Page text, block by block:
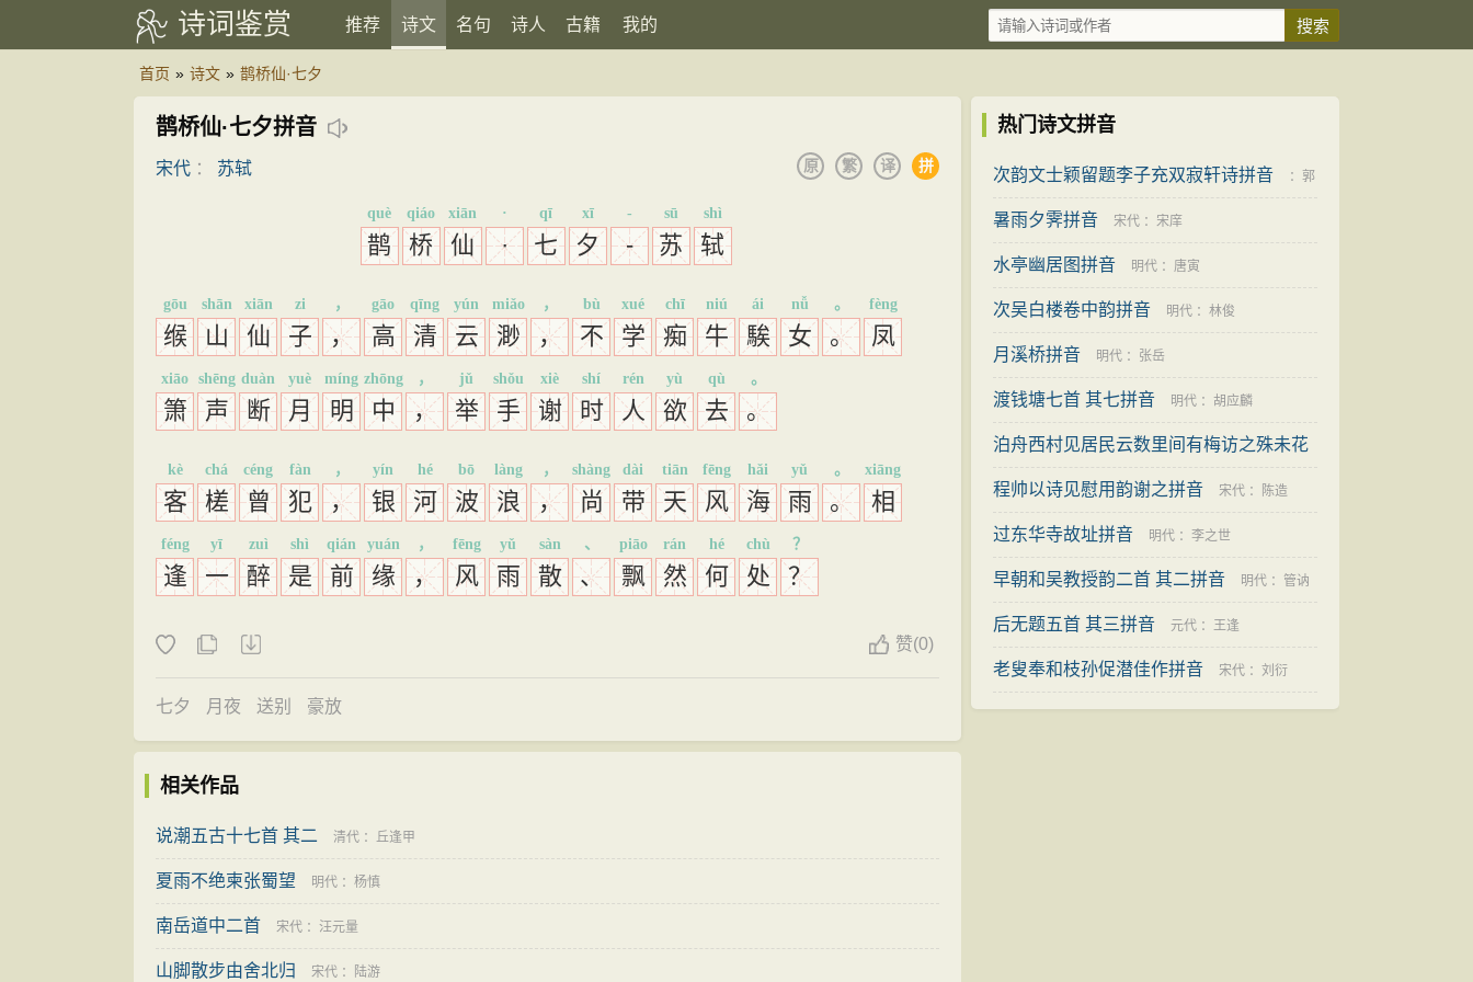
诗词鉴赏 推荐 诗文 名句 诗人 古籍 我的
首页 » 诗文 » 鹊桥仙·七夕
鹊桥仙·七夕拼音
宋代 ： 苏轼 拼
译
繁
原
鹊
què
桥
qiáo
仙
xiān
·
·
七
qī
夕
xī
-
-
苏
sū
轼
shì
缑
gōu
山
shān
仙
xiān
子
zi
，
，
高
gāo
清
qīng
云
yún
渺
miǎo
，
，
不
bù
学
xué
痴
chī
牛
niú
騃
ái
女
nǚ
。
。
凤
fèng
箫
xiāo
声
shēng
断
duàn
月
yuè
明
míng
中
zhōng
，
，
举
jǔ
手
shǒu
谢
xiè
时
shí
人
rén
欲
yù
去
qù
。
。
客
kè
槎
chá
曾
céng
犯
fàn
，
，
银
yín
河
hé
波
bō
浪
làng
，
，
尚
shàng
带
dài
天
tiān
风
fēng
海
hǎi
雨
yǔ
。
。
相
xiāng
逢
féng
一
yī
醉
zuì
是
shì
前
qián
缘
yuán
，
，
风
fēng
雨
yǔ
散
sàn
、
、
飘
piāo
然
rán
何
hé
处
chù
？
？
赞(0)
七夕 月夜 送别 豪放
相关作品
说潮五古十七首 其二 清代 ： 丘逢甲
夏雨不绝柬张蜀望 明代 ： 杨慎
南岳道中二首 宋代 ： 汪元量
山脚散步由舍北归 宋代 ： 陆游
热门诗文拼音
次韵文士颖留题李子充双寂轩诗拼音 ： 郭
印
暑雨夕霁拼音 宋代 ： 宋庠
水亭幽居图拼音 明代 ： 唐寅
次吴白楼卷中韵拼音 明代 ： 林俊
月溪桥拼音 明代 ： 张岳
渡钱塘七首 其七拼音 明代 ： 胡应麟
泊舟西村见居民云数里间有梅访之殊未花
拼音 宋代：赵蕃
程帅以诗见慰用韵谢之拼音 宋代 ： 陈造
过东华寺故址拼音 明代 ： 李之世
早朝和吴教授韵二首 其二拼音 明代 ： 管讷
后无题五首 其三拼音 元代 ： 王逢
老叟奉和枝孙促潜佳作拼音 宋代 ： 刘衍